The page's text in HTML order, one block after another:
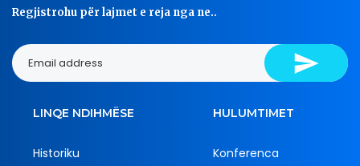
Regjistrohu për lajmet e reja nga ne..
LINQE NDIHMËSE
Historiku
HULUMTIMET
Konferenca